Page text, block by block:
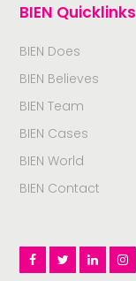
BIEN Quicklinks
BIEN Does
BIEN Believes
BIEN Team
BIEN Cases
BIEN World
BIEN Contact